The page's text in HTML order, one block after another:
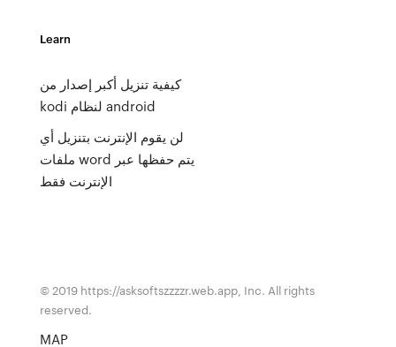
Learn
كيفية تنزيل أكبر إصدار من
kodi لنظام android
لن يقوم الإنترنت بتنزيل أي
ملفات word يتم حفظها عبر
الإنترنت فقط
© 2019 https://asksoftszzzzr.web.app, Inc. All rights
reserved.
MAP